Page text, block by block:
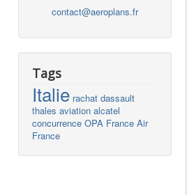
contact@aeroplans.fr
Tags
Italie rachat dassault
thales aviation alcatel
concurrence OPA France Air
France